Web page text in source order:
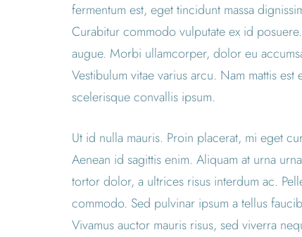
fermentum est, eget tincidunt massa
Curabitur commodo vulputate ex id
augue. Morbi ullamcorper, dolor eu
Vestibulum vitae varius arcu. Nam mattis
scelerisque convallis ipsum.
Ut id nulla mauris. Proin placerat, mi eget
Aenean id sagittis enim. Aliquam at urna
tortor dolor, a ultrices risus interdum ac.
commodo. Sed pulvinar ipsum a tellus
Vivamus auctor mauris risus, sed viverra